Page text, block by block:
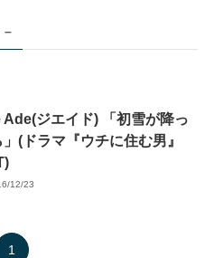
–
Ade(ジエイド) 「初雪が降っ
」(ドラマ『ウチに住む男』
12/23
1